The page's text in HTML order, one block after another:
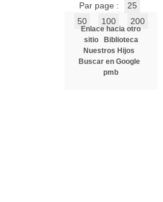
Par page :
25
50
100 200
Enlace hacia otro
sitio
Biblioteca
Nuestros Hijos
Buscar en Google
pmb